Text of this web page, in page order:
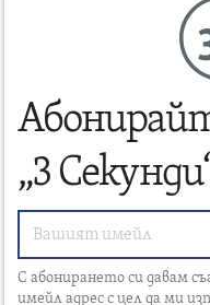
„3
С абонирането си давам
имейл адрес с цел да ми